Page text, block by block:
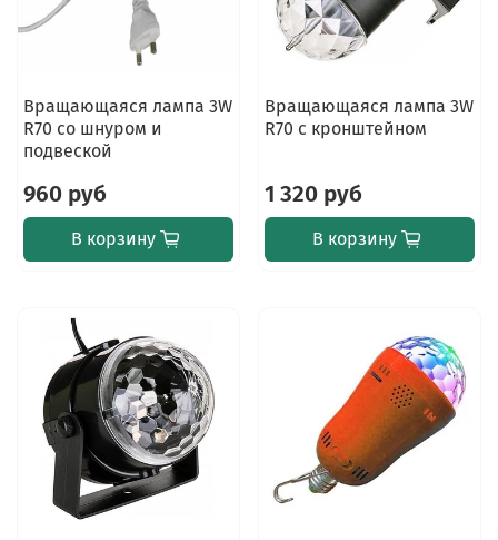
Вращающаяся лампа 3W
R70 со шнуром и
подвеской
960 руб
В корзину
Вращающаяся лампа 3W
R70 с кронштейном
1 320 руб
В корзину